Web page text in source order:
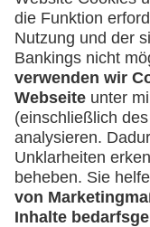
Service
Häufige Fragen
Downloadcenter
Kontakt
Mehr
Freiberufler)
(z.B. e.K.,
GmbH)